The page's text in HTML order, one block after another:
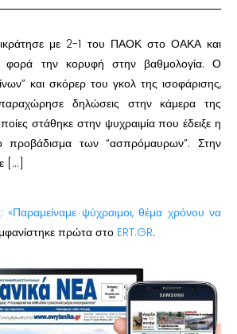
με 2-1 του ΠΑΟΚ στο ΟΑΚΑ και
την κορυφή στην βαθμολογία. Ο
και σκόρερ του γκολ της ισοφάρισης,
δηλώσεις στην κάμερα της
στάθηκε στην ψυχραιμία που έδειξε η
των “ασπρόμαυρων”. Στην
[…]
«Παραμείναμε ψύχραιμοι, θέμα χρόνου να
πρώτα στο ERT.GR.